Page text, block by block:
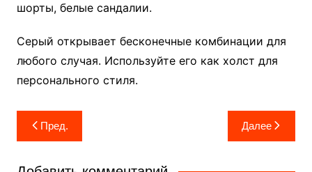
шорты, белые сандалии.
Серый открывает бесконечные комбинации для
любого случая. Используйте его как холст для
персонального стиля.
Навигация
по
записям
Пред. Далее